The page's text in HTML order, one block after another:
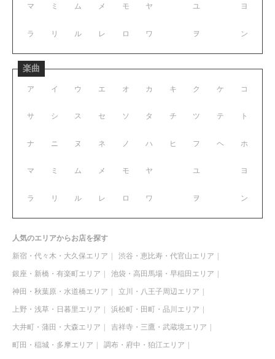
マ ミ ム メ モ
ラ リ ル レ ロ
ヤ ユ ヨ
ワ ヲ ン
楽曲
ア イ ウ エ オ
サ シ ス セ ソ
ナ ニ ヌ ネ ノ
マ ミ ム メ モ
ラ リ ル レ ロ
カ キ ク ケ コ
タ チ ツ テ ト
ハ ヒ フ ヘ ホ
ヤ ユ ヨ
ワ ヲ ン
人気のエリアからお店を探す
新宿・代々木・大久保エリア 渋谷・恵比寿・代官山エリア
銀座・新橋・有楽町エリア 池袋・高田馬場・早稲田エリア
神田・秋葉原・水道橋エリア 立川・八王子周辺エリア
上野・浅草・日暮里エリア 浜松町・田町・品川エリア
大井町・蒲田・大森エリア 吉祥寺・三鷹・武蔵境エリア
町田・稲城・多摩エリア 調布・府中・狛江エリア